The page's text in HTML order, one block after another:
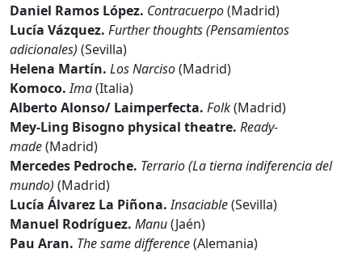
Daniel Ramos López. Contracuerpo(Madrid)
Lucía Vázquez. Further thoughts (Pensamientos
adicionales) (Sevilla)
Helena Martín. Los Narciso(Madrid)
Komoco. Ima(Italia)
Alberto Alonso/ Laimperfecta. Folk(Madrid)
Mey-Ling Bisogno physical theatre. Ready-
made(Madrid)
Mercedes Pedroche. Terrario (La tierna indiferencia del
mundo) (Madrid)
Lucía Álvarez La Piñona. Insaciable(Sevilla)
Manuel Rodríguez. Manu(Jaén)
Pau Aran. The same difference(Alemania)